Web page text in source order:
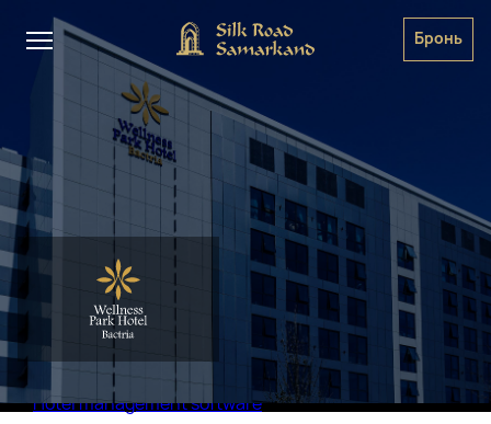
Бронь
Hotel management software